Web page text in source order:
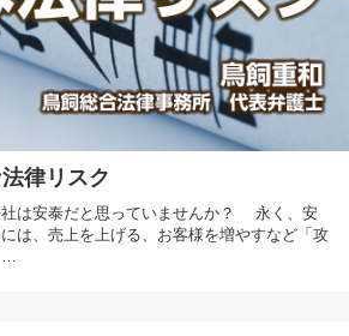
律リスク
社は安泰だと思っていませんか？ 永く、安
は、売上を上げる、お客様を増やすなど「攻